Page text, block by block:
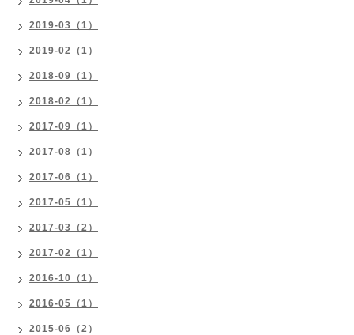
2019-03（1）
2019-02（1）
2018-09（1）
2018-02（1）
2017-09（1）
2017-08（1）
2017-06（1）
2017-05（1）
2017-03（2）
2017-02（1）
2016-10（1）
2016-05（1）
2015-06（2）